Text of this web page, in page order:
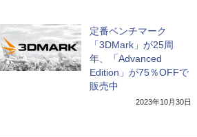
定番ベンチマーク
「3DMark」が25周
年、「Advanced
Edition」が75％OFFで
販売中
2023年10月30日